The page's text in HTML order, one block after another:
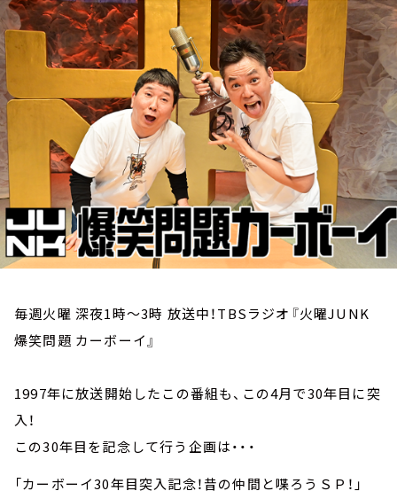
お知らせ
イベント・グッズ
YouTube
会社情報
毎週火曜 深夜1時～3時 放送中！TBSラジオ『火曜JUNK
爆笑問題 カーボーイ』
1997年に放送開始したこの番組も、この4月で30年目に突
入！
この30年目を記念して行う企画は・・・
「カーボーイ30年目突入記念！昔の仲間と喋ろうＳＰ！」